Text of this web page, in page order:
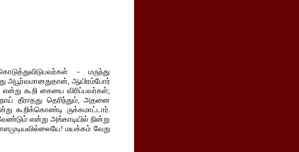
- மருந்து
அபூர்வமானதுதான், ஆயிரம்போர்
கூறி கையை விரிப்பவர்கள்;
தீராதது தெரிந்தும், அதனை
கூறிக்கொண்டி ருக்கமாட்டார்.
என்று அங்காடியில் நின்று
மயக்கம் வேறு